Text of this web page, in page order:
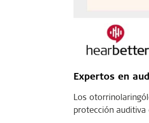
Expertos en
Los
protección